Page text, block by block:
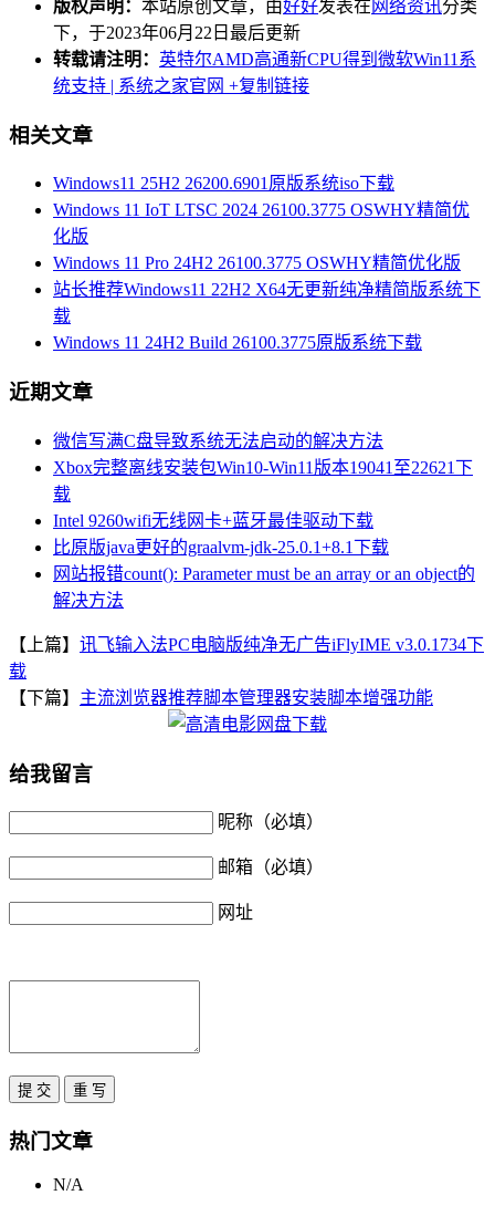
版权声明： 本站原创文章，由好好发表在 网络资讯分类
下，于2023年06月22日最后更新
转载请注明： 英特尔AMD高通新CPU得到微软Win11系
统支持 | 系统之家官网 +复制链接
相关文章
Windows11 25H2 26200.6901原版系统iso下载
Windows 11 IoT LTSC 2024 26100.3775 OSWHY精简优
化版
Windows 11 Pro 24H2 26100.3775 OSWHY精简优化版
站长推荐Windows11 22H2 X64无更新纯净精简版系统下
载
Windows 11 24H2 Build 26100.3775原版系统下载
近期文章
微信写满C盘导致系统无法启动的解决方法
Xbox完整离线安装包Win10-Win11版本19041至22621下
载
Intel 9260wifi无线网卡+蓝牙最佳驱动下载
比原版java更好的graalvm-jdk-25.0.1+8.1下载
网站报错count(): Parameter must be an array or an object的
解决方法
【上篇】 讯飞输入法PC电脑版纯净无广告iFlyIME v3.0.1734下
载
【下篇】 主流浏览器推荐脚本管理器安装脚本增强功能
给我留言
昵称（必填）
邮箱（必填）
网址
热门文章
N/A